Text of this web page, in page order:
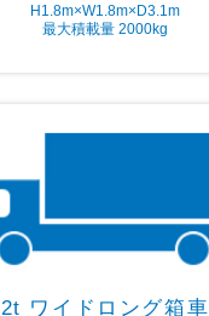
H1.8m×W1.8m×D3.1m
最大積載量 2000kg
2t ワイドロング箱車